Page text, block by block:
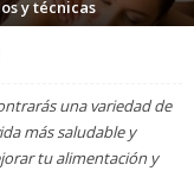
y técnicas
una variedad de
más saludable y
tu alimentación y